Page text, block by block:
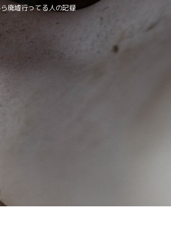
廃墟行ってる人の記録